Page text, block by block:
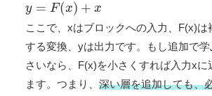
ここで、xはブロックへの入力、F(x)は
する変換、yは出力です。もし追加で
さいなら、F(x)を小さくすれば入力xに
ます。つまり、 深い層を追加しても、